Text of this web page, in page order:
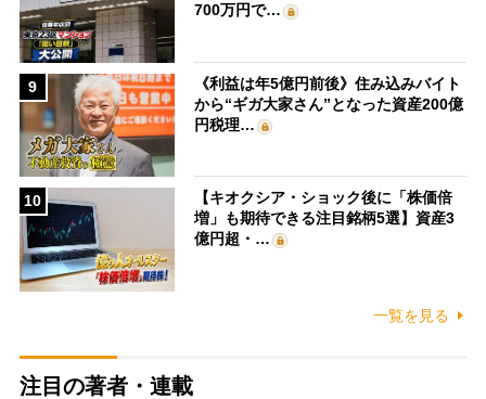
700万円で…
9
《利益は年5億円前後》住み込みバイト
から“ギガ大家さん”となった資産200億
円税理…
10
【キオクシア・ショック後に「株価倍
増」も期待できる注目銘柄5選】資産3
億円超・…
一覧を見る
注目の著者・連載